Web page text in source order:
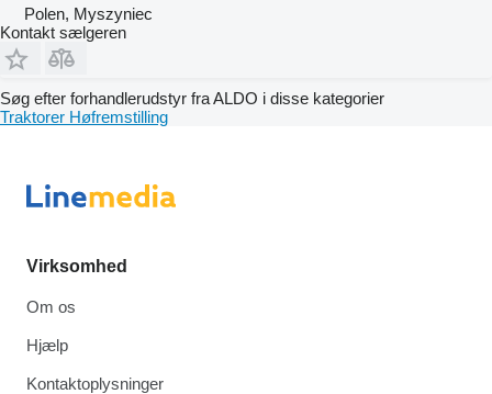
Polen, Myszyniec
Kontakt sælgeren
Søg efter forhandlerudstyr fra ALDO i disse kategorier
Traktorer Høfremstilling
Virksomhed
Om os
Hjælp
Kontaktoplysninger